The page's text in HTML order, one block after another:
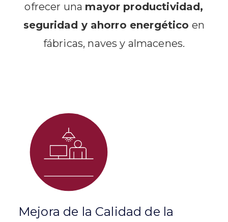
ofrecer una mayor productividad,
seguridad y ahorro energético en
fábricas, naves y almacenes.
Mejora de la Calidad de la